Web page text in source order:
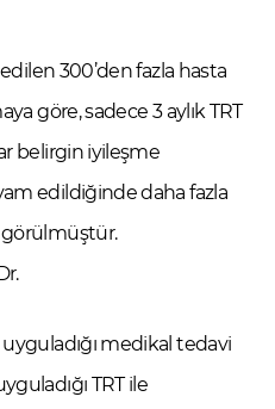
300’den fazla hasta
göre, sadece 3 aylık TRT
belirgin iyileşme
edildiğinde daha fazla
medikal tedavi
TRT ile